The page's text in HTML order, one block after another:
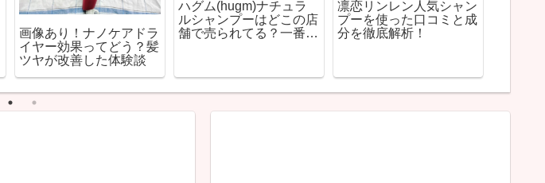
画像あり！ナノケアドラ
イヤー効果ってどう？髪
ツヤが改善した体験談
ハグム(hugm)ナチュラ
ルシャンプーはどこの店
舗で売られてる？一番安
凛恋リンレン人気シャン
プーを使った口コミと成
分を徹底解析！